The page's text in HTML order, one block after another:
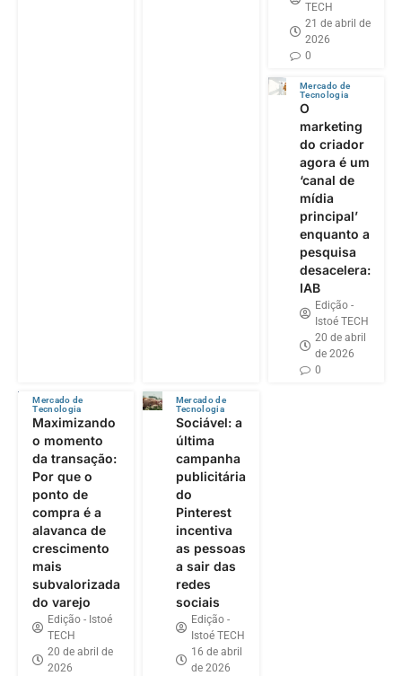
TECH
21 de abril de
2026
0
Mercado de
Tecnologia
O
marketing
do criador
agora é um
‘canal de
mídia
principal’
enquanto a
pesquisa
desacelera:
IAB
Edição -
Istoé TECH
20 de abril
de 2026
0
Mercado de
Tecnologia
Maximizando
o momento
da transação:
Por que o
ponto de
compra é a
alavanca de
crescimento
mais
subvalorizada
do varejo
Edição - Istoé
TECH
20 de abril de
2026
Mercado de
Tecnologia
Sociável: a
última
campanha
publicitária
do
Pinterest
incentiva
as pessoas
a sair das
redes
sociais
Edição -
Istoé TECH
16 de abril
de 2026